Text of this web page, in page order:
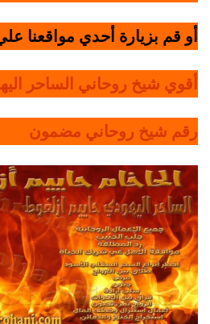
أو قم بزيارة أحدي مواقعنا
أقوي شيخ روحاني الساحر
رقم شيخ روحاني مضمون